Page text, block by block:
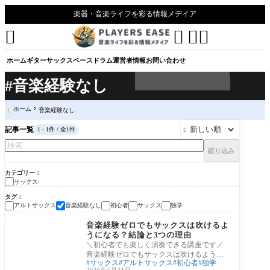
#音楽経験なし
楽器・音楽ライフを彩る情報メデイア
ホームギターサックスベース ドラム運営者情報お問い合わせ
 

 ホーム 音楽経験なし
記事一覧 1 - 1件 / 全1件 
絞り込み
カテゴリー
サックス
タグ
アルトサックス
音楽経験なし 初心者 サックス 独学
サックス
音楽経験ゼロでもサックスは吹けるよ
うになる？結論と3つの理由
＼初心者でも楽しく演奏できる講座です／
音楽経験ゼロでもサックスは吹けるように
なるのか 「ピアノもギターも触ったことが
サックス アルトサックス 初心者 独学